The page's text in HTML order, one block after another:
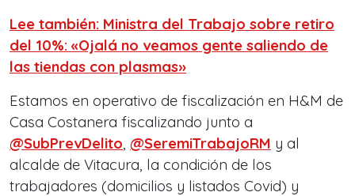
Lee también: Ministra del Trabajo sobre retiro
del 10%: «Ojalá no veamos gente saliendo de
las tiendas con plasmas»
Estamos en operativo de fiscalización en H&M de
Casa Costanera fiscalizando junto a
@SubPrevDelito, @SeremiTrabajoRM y al
alcalde de Vitacura, la condición de los
trabajadores (domicilios y listados Covid) y